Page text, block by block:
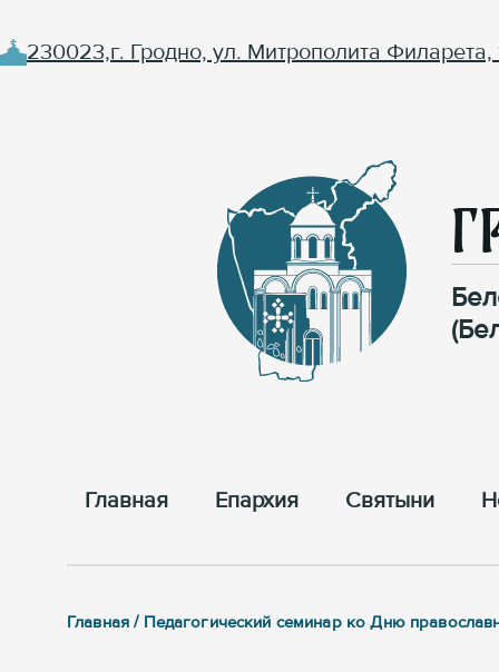
230023,г. Гродно, ул. Митрополита Филарета,
Главная Епархия Cвятыни
Главная / Педагогический семинар ко Дню